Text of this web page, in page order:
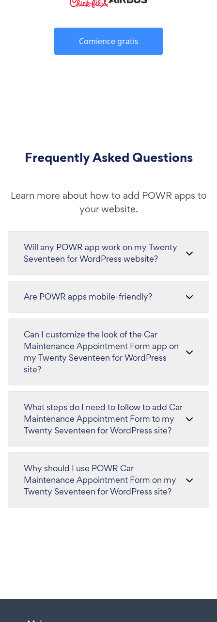
Comience gratis
Frequently Asked Questions
Learn more about how to add POWR apps to
your website.
Will any POWR app work on my Twenty
Seventeen for WordPress website?
Are POWR apps mobile-friendly?
Can I customize the look of the Car
Maintenance Appointment Form app on
my Twenty Seventeen for WordPress
site?
What steps do I need to follow to add Car
Maintenance Appointment Form to my
Twenty Seventeen for WordPress site?
Why should I use POWR Car
Maintenance Appointment Form on my
Twenty Seventeen for WordPress site?